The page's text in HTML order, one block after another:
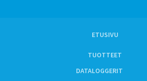
ETUSIVU
TUOTTEET
DATALOGGERIT